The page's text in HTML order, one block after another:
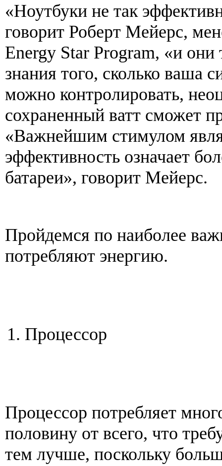
«Ноутбуки не так
говорит Роберт Мейерс,
Energy Star Program, «и
знания того, сколько ваша
можно контролировать,
сохраненный ватт сможет
«Важнейшим стимулом
эффективность означает
батареи», говорит Мейерс.
Пройдемся по наиболее
потребляют энергию.
Процессор
Процессор потребляет
половину от всего, что
тем лучше, поскольку